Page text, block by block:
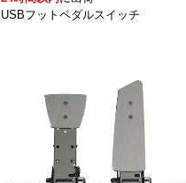
USBフットペダルスイッチ